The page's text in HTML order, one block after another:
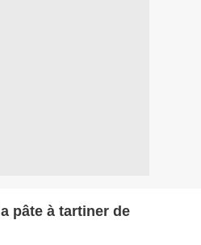
pâte à tartiner de